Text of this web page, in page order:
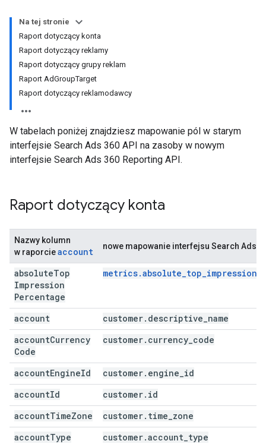
Na tej stronie
Raport dotyczący konta
Raport dotyczący reklamy
Raport dotyczący grupy reklam
Raport AdGroupTarget
Raport dotyczący reklamodawcy
W tabelach poniżej znajdziesz mapowanie pól w starym
interfejsie Search Ads 360 API na zasoby w nowym
interfejsie Search Ads 360 Reporting API.
Raport dotyczący konta
Nazwy kolumn
w raporcieaccount nowe mapowanie interfejsu Search Ads
absoluteTop
Impression
Percentage
account customer. descriptive name
accountCurrency
Code
customer. currency code
accountEngineId customer. engine id
accountId customer. id
accountTimeZone customer. time zone
accountType customer.account type